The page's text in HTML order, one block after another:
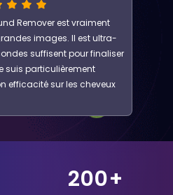
Remover est vraiment
images. Il est ultra-
suffisent pour finaliser
suis particulièrement
efficacité sur les cheveux
200+